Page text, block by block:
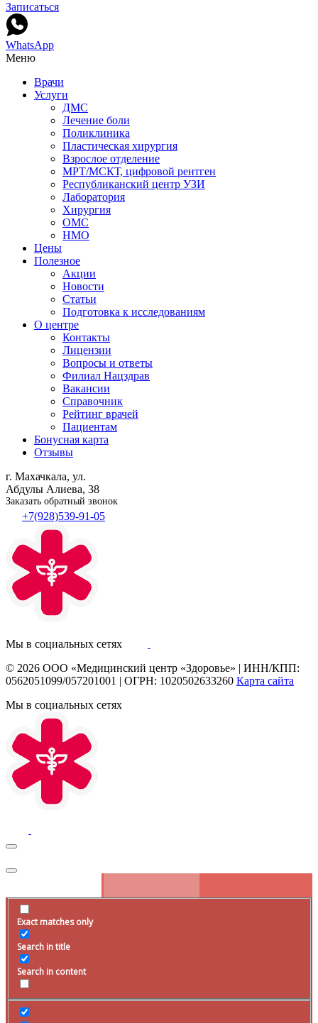
Записаться
WhatsApp
Меню
Врачи
Услуги
ДМС
Лечение боли
Поликлиника
Пластическая хирургия
Взрослое отделение
МРТ/МСКТ, цифровой рентген
Республиканский центр УЗИ
Лаборатория
Хирургия
ОМС
НМО
Цены
Полезное
Акции
Новости
Статьи
Подготовка к исследованиям
О центре
Контакты
Лицензии
Вопросы и ответы
Филиал Нацздрав
Вакансии
Справочник
Рейтинг врачей
Пациентам
Бонусная карта
Отзывы
г. Махачкала, ул.
Абдулы Алиева, 38
Заказать обратный звонок
+7(928)539-91-05
Мы в социальных сетях
© 2026 ООО «Медицинский центр «Здоровье» | ИНН/КПП:
0562051099/057201001 | ОГРН: 1020502633260 Карта сайта
Мы в социальных сетях
Exact matches only
Search in title
Search in content